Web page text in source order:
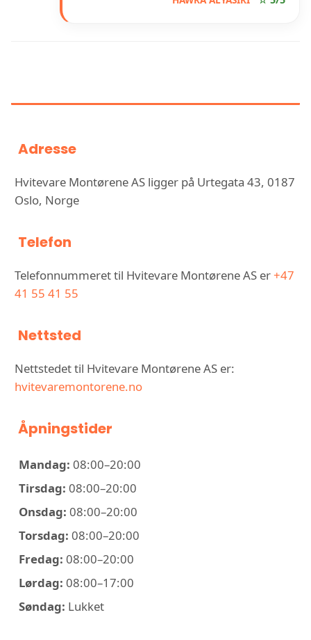
Adresse
Hvitevare Montørene AS ligger på Urtegata 43, 0187
Oslo, Norge
Telefon
Telefonnummeret til Hvitevare Montørene AS er+47
41 55 41 55
Nettsted
Nettstedet til Hvitevare Montørene AS er:
hvitevaremontorene.no
Åpningstider
Mandag: 08:00–20:00
Tirsdag: 08:00–20:00
Onsdag: 08:00–20:00
Torsdag: 08:00–20:00
Fredag: 08:00–20:00
Lørdag: 08:00–17:00
Søndag: Lukket